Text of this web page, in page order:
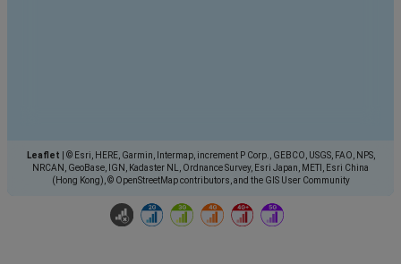
Leaflet
© Esri, HERE, Garmin, Intermap, increment P Corp., GEBCO, USGS, FAO, NPS,
NRCAN, GeoBase, IGN, Kadaster NL, Ordnance Survey, Esri Japan, METI, Esri China
(Hong Kong), © OpenStreetMap contributors, and the GIS User Community